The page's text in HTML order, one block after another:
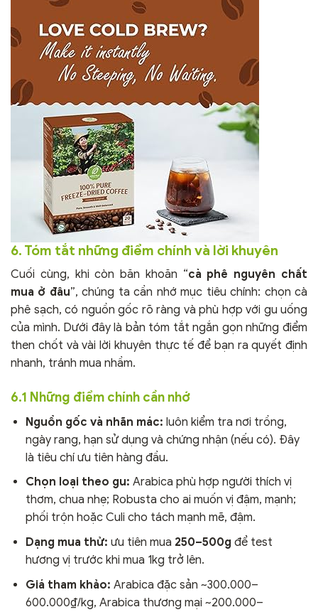
6. Tóm tắt những điểm chính và lời khuyên
Cuối cùng, khi còn băn khoăn “cà phê nguyên chất
mua ở đâu”, chúng ta cần nhớ mục tiêu chính: chọn cà
phê sạch, có nguồn gốc rõ ràng và phù hợp với gu uống
của mình. Dưới đây là bản tóm tắt ngắn gọn những điểm
then chốt và vài lời khuyên thực tế để bạn ra quyết định
nhanh, tránh mua nhầm.
6.1 Những điểm chính cần nhớ
Nguồn gốc và nhãn mác: luôn kiểm tra nơi trồng,
ngày rang, hạn sử dụng và chứng nhận (nếu có). Đây
là tiêu chí ưu tiên hàng đầu.
Chọn loại theo gu: Arabica phù hợp người thích vị
thơm, chua nhẹ; Robusta cho ai muốn vị đậm, mạnh;
phối trộn hoặc Culi cho tách mạnh mẽ, đậm.
Dạng mua thử: ưu tiên mua 250–500g để test
hương vị trước khi mua 1kg trở lên.
Giá tham khảo: Arabica đặc sản ~300.000–
600.000₫/kg, Arabica thương mại ~200.000–